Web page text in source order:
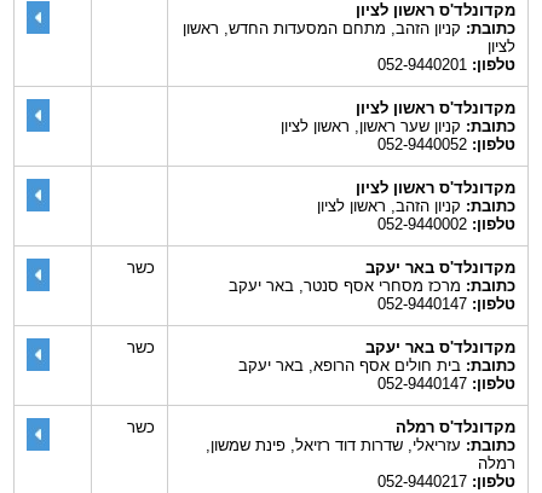
מקדונלד'ס ראשון לציון
כתובת:קניון הזהב, מתחם המסעדות החדש, ראשון
לציון
טלפון:052-9440201
מקדונלד'ס ראשון לציון
כתובת:קניון שער ראשון, ראשון לציון
טלפון:052-9440052
מקדונלד'ס ראשון לציון
כתובת:קניון הזהב, ראשון לציון
טלפון:052-9440002
מקדונלד'ס באר יעקב
כתובת:מרכז מסחרי אסף סנטר, באר יעקב
טלפון:052-9440147
כשר
מקדונלד'ס באר יעקב
כתובת:בית חולים אסף הרופא, באר יעקב
טלפון:052-9440147
כשר
מקדונלד'ס רמלה
כתובת:עזריאלי, שדרות דוד רזיאל, פינת שמשון,
רמלה
טלפון:052-9440217
כשר